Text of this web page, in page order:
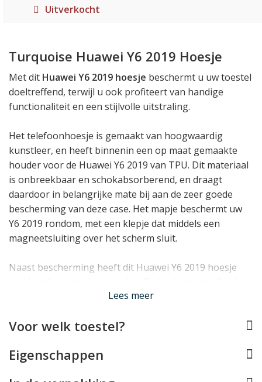
Uitverkocht
Turquoise Huawei Y6 2019 Hoesje
Met dit Huawei Y6 2019 hoesje beschermt u uw toestel
doeltreffend, terwijl u ook profiteert van handige
functionaliteit en een stijlvolle uitstraling.
Het telefoonhoesje is gemaakt van hoogwaardig
kunstleer, en heeft binnenin een op maat gemaakte
houder voor de Huawei Y6 2019 van TPU. Dit materiaal
is onbreekbaar en schokabsorberend, en draagt
daardoor in belangrijke mate bij aan de zeer goede
bescherming van deze case. Het mapje beschermt uw
Y6 2019 rondom, met een klepje dat middels een
magneetsluiting over het scherm sluit.
Naast bescherming heeft dit Huawei Y6 2019 hoesje
voor pasjes én een steekvakje voor briefgeld of
standaardje gebruikt worden om de telefoon rechtop
Lees meer
Voor welk toestel?
Eigenschappen